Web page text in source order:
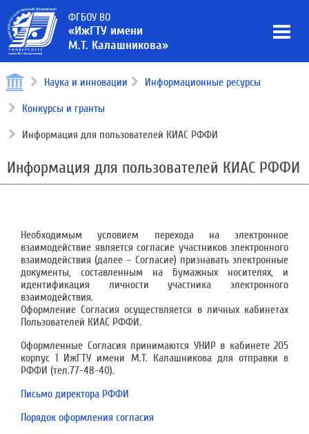
ФГБОУ ВО
«ИжГТУ имени
М.Т. Калашникова»
Наука и инновации Информационные ресурсы
Конкурсы и гранты
Информация для пользователей КИАС РФФИ
Информация для пользователей КИАС РФФИ
Необходимым условием перехода на электронное
взаимодействие является согласие участников электронного
взаимодействия (далее – Согласие) признавать электронные
документы, составленным на бумажных носителях, и
идентификация личности участника электронного
взаимодействия.
Оформление Согласия осуществляется в личных кабинетах
Пользователей КИАС РФФИ.
Оформленные Согласия принимаются УНИР в кабинете 205
корпус 1 ИжГТУ имени М.Т. Калашникова для отправки в
РФФИ (тел.77-48-40).
Письмо директора РФФИ
Порядок оформления согласия